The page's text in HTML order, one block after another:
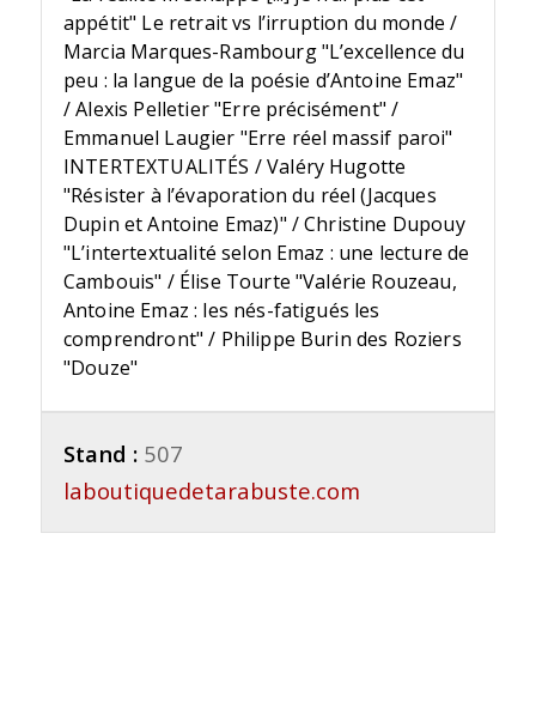
appétit" Le retrait vs l’irruption du monde /
Marcia Marques-Rambourg "L’excellence du
peu : la langue de la poésie d’Antoine Emaz"
/ Alexis Pelletier "Erre précisément" /
Emmanuel Laugier "Erre réel massif paroi"
INTERTEXTUALITÉS / Valéry Hugotte
"Résister à l’évaporation du réel (Jacques
Dupin et Antoine Emaz)" / Christine Dupouy
"L’intertextualité selon Emaz : une lecture de
Cambouis" / Élise Tourte "Valérie Rouzeau,
Antoine Emaz : les nés-fatigués les
comprendront" / Philippe Burin des Roziers
"Douze"
Stand : 507
laboutiquedetarabuste.com